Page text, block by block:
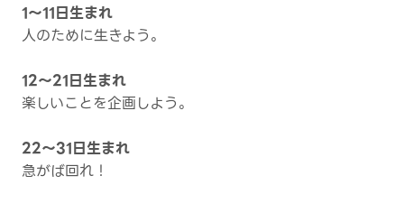
1～11日生まれ
人のために生きよう。
12～21日生まれ
楽しいことを企画しよう。
22～31日生まれ
急がば回れ！